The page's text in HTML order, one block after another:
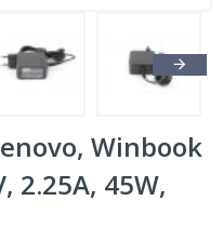
Winbook
2.25A, 45W,